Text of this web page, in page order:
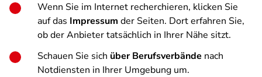
Wenn Sie im Internet recherchieren, klicken Sie
auf das Impressum der Seiten. Dort erfahren Sie,
ob der Anbieter tatsächlich in Ihrer Nähe sitzt.
Schauen Sie sich über Berufsverbände nach
Notdiensten in Ihrer Umgebung um.